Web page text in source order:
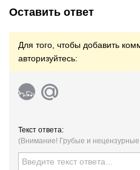
Оставить ответ
Для того, чтобы добавить
авторизуйтесь:
Текст ответа:
(Внимание! Грубые и